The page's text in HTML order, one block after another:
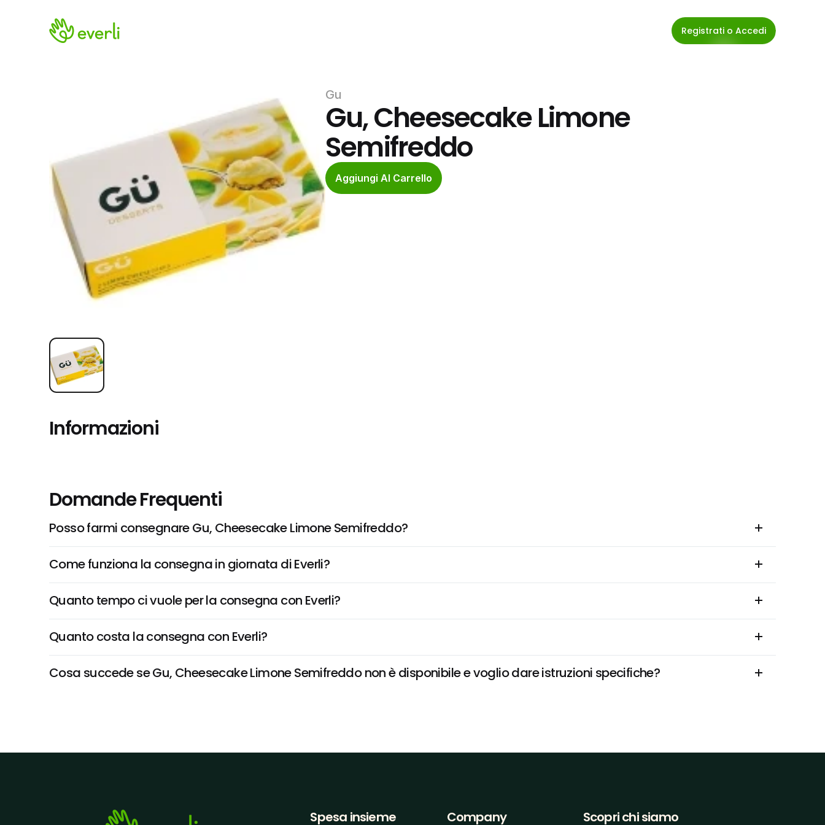
Registrati o Accedi
Gu
Gu, Cheesecake Limone
Semifreddo
Aggiungi Al Carrello
Informazioni
Domande Frequenti
Posso farmi consegnare Gu, Cheesecake Limone Semifreddo?
Come funziona la consegna in giornata di Everli?
Quanto tempo ci vuole per la consegna con Everli?
Quanto costa la consegna con Everli?
Cosa succede se Gu, Cheesecake Limone Semifreddo non è disponibile e voglio dare istruzioni specifiche?
Spesa insieme Company Scopri chi siamo